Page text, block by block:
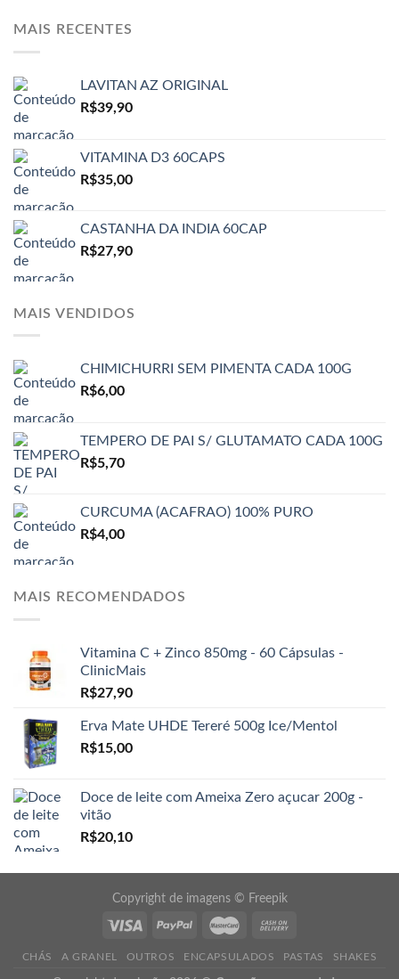
MAIS RECENTES
LAVITAN AZ ORIGINAL
R$39,90
VITAMINA D3 60CAPS
R$35,00
CASTANHA DA INDIA 60CAP
R$27,90
MAIS VENDIDOS
CHIMICHURRI SEM PIMENTA CADA 100G
R$6,00
TEMPERO DE PAI S/ GLUTAMATO CADA 100G
R$5,70
CURCUMA (ACAFRAO) 100% PURO
R$4,00
MAIS RECOMENDADOS
Vitamina C + Zinco 850mg - 60 Cápsulas -
ClinicMais
R$27,90
Erva Mate UHDE Tereré 500g Ice/Mentol
R$15,00
Doce de leite com Ameixa Zero açucar 200g -
vitão
R$20,10
Copyright de imagens © Freepik
CHÁS A GRANEL OUTROS ENCAPSULADOS PASTAS SHAKES